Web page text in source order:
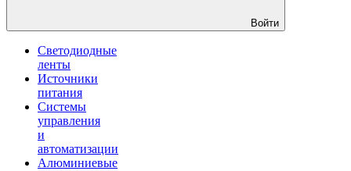
Войти
Светодиодные
ленты
Источники
питания
Системы
управления
и
автоматизации
Алюминиевые